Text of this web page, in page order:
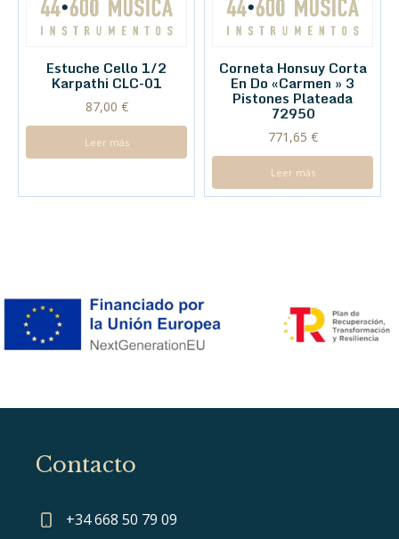
Estuche Cello 1/2
Karpathi CLC-01
87,00 €
Leer más
Corneta Honsuy Corta
En Do «Carmen » 3
Pistones Plateada
72950
771,65 €
Leer más
Contacto
+34 668 50 79 09